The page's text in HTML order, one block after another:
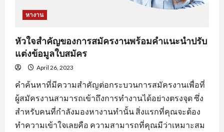
หางาน
หัวใจสำคัญของการสมัครงานพร้อมคำแนะนำปรับ
แต่งข้อมูลใบสมัคร
April 26, 2023
คำค้นหาที่มีความสำคัญต่อกระบวนการสมัครงานเพื่อที่
ผู้สมัครงานสามารถเข้าถึงการทำงานได้อย่างตรงจุด ซึ่ง
สำหรับคนที่กำลังมองหางานทำนั้น สิ่งแรกที่คุณจะต้อง
ทำความเข้าใจเลยคือ ความสามารถที่คุณมีว่าเหมาะสม